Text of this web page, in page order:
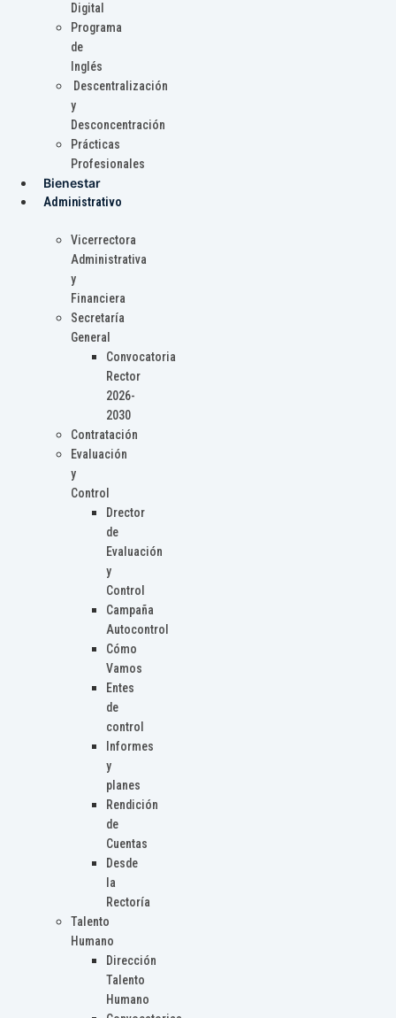
Digital
Programa
de
Inglés
Descentralización
y
Desconcentración
Prácticas
Profesionales
Bienestar
Administrativo
Vicerrectora
Administrativa
y
Financiera
Secretaría
General
Convocatoria
Rector
2026-
2030
Contratación
Evaluación
y
Control
Drector
de
Evaluación
y
Control
Campaña
Autocontrol
Cómo
Vamos
Entes
de
control
Informes
y
planes
Rendición
de
Cuentas
Desde
la
Rectoría
Talento
Humano
Dirección
Talento
Humano